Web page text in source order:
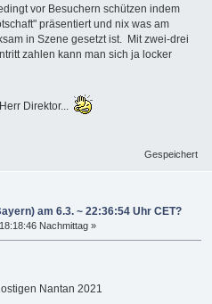
vor Besuchern schützen indem
präsentiert und nix was am
in Szene gesetzt ist. Mit zwei-drei
zahlen kann man sich ja locker
Direktor...
Gespeichert
am 6.3. ~ 22:36:54 Uhr CET?
Nachmittag »
Nantan 2021